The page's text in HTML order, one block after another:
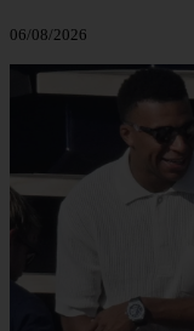
06/08/2026